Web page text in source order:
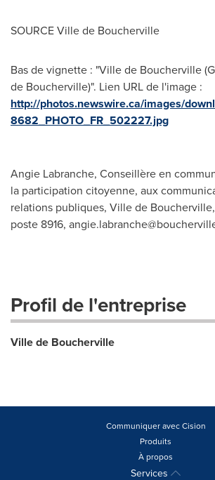
SOURCEVille de Boucherville
Bas de vignette : "Ville de Boucherville
de Boucherville)". Lien URL de l'image :
http://photos.newswire.ca/images/
8682_PHOTO_FR_502227.jpg
Angie Labranche, Conseillère en
la participation citoyenne, aux
relations publiques, Ville de
poste 8916,
Profil de l'entreprise
Ville de Boucherville
Communiquer avec Cision
Produits
À propos
Services